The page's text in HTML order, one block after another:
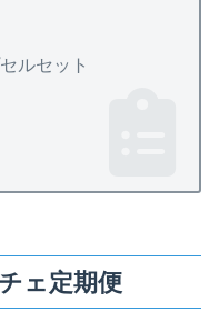
ルセット
ェ定期便